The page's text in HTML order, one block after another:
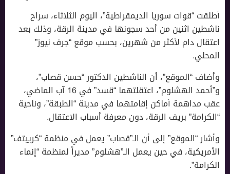
أطلقت “قوات سوريا الديمقراطية”، اليوم الثلاثاء، سراح
ناشطين اثنين من أحد سجونها في مدينة الرقة، وذلك بعد
اعتقال دام لأكثر من شهرين، بحسب موقع “جرف نيوز”
المحلي.
وأضاف “الموقع”، أن الناشطين الدكتور “حسن قصاب”،
و”أحمد الهشلوم”، اعتقلتهما “قسد” في 16 آب الماضي،
عقب مداهمة أماكن إقامتهما في مدينة “الطبقة”، وناحية
“الكرامة” بريف الرقة، دون معرفة أسباب الاعتقال.
وأشار “الموقع” إلى أن الـ”قصاب” يعمل في منظمة “كرييتف”
الأمريكية، في حين يعمل الـ”هشلوم” مديراً لمنظمة “إنماء
الكرامة”.